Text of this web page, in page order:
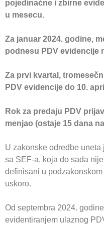
pojedinačne i zbirne
u mesecu.
Za januar 2024. godine,
podnesu PDV evidencije
Za prvi kvartal,
PDV evidencije do 10.
Rok za predaju PDV
menjao (ostaje 15 dana
U zakonske odredbe
sa SEF-a, koja do sada
definisani u
uskoro.
Od septembra 2024.
evidentiranjem ulaznog